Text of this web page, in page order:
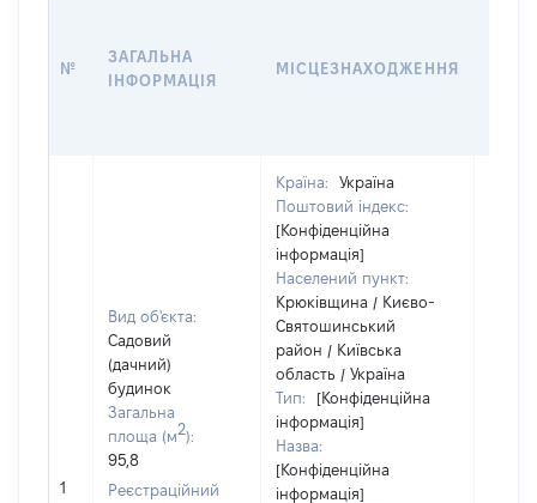
№
ЗАГАЛЬНА
ІНФОРМАЦІЯ
МІСЦЕЗНАХОДЖЕННЯ
1
Вид об'єкта:
Садовий
(дачний)
будинок
Загальна
площа (м2):
95,8
Реєстраційний
Країна:
Україна
Поштовий індекс:
[Конфіденційна
інформація]
Населений пункт:
Крюківщина / Києво-
Святошинський
район / Київська
область / Україна
Тип:
[Конфіденційна
інформація]
Назва:
[Конфіденційна
інформація]